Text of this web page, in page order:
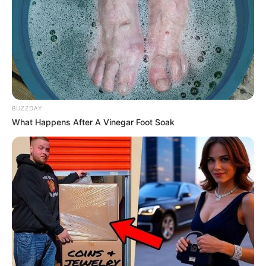
Carreiras distintas e marcantes
Tanto Natalie Wood quanto Robert Wagneralcançaram notável
sucesso e longevidade em Hollywood, embora deformas
distintas : Wood, estrela precoce e aclamada pela crítica, tornou-
se um ícone com filmes como "Um Violino no Telhado", "Rebeldia
três vezes e eternizada como um dos maiores talentos de sua
geração.
Wagner e sua trajetória sólida
Wagner construiu uma carreira sólida e duradoura, inicialmente
como galã no cinema e, posteriormente, com grande sucesso na
televisão, especialmente com asérie "Hart to Hart"
, que o
consagrou comouma figura familiar e querida nas casas dos
americanos, mantendo-se ativo e reconhecido na indústria por
BUZZDAY
What Happens After A Vinegar Foot Soak